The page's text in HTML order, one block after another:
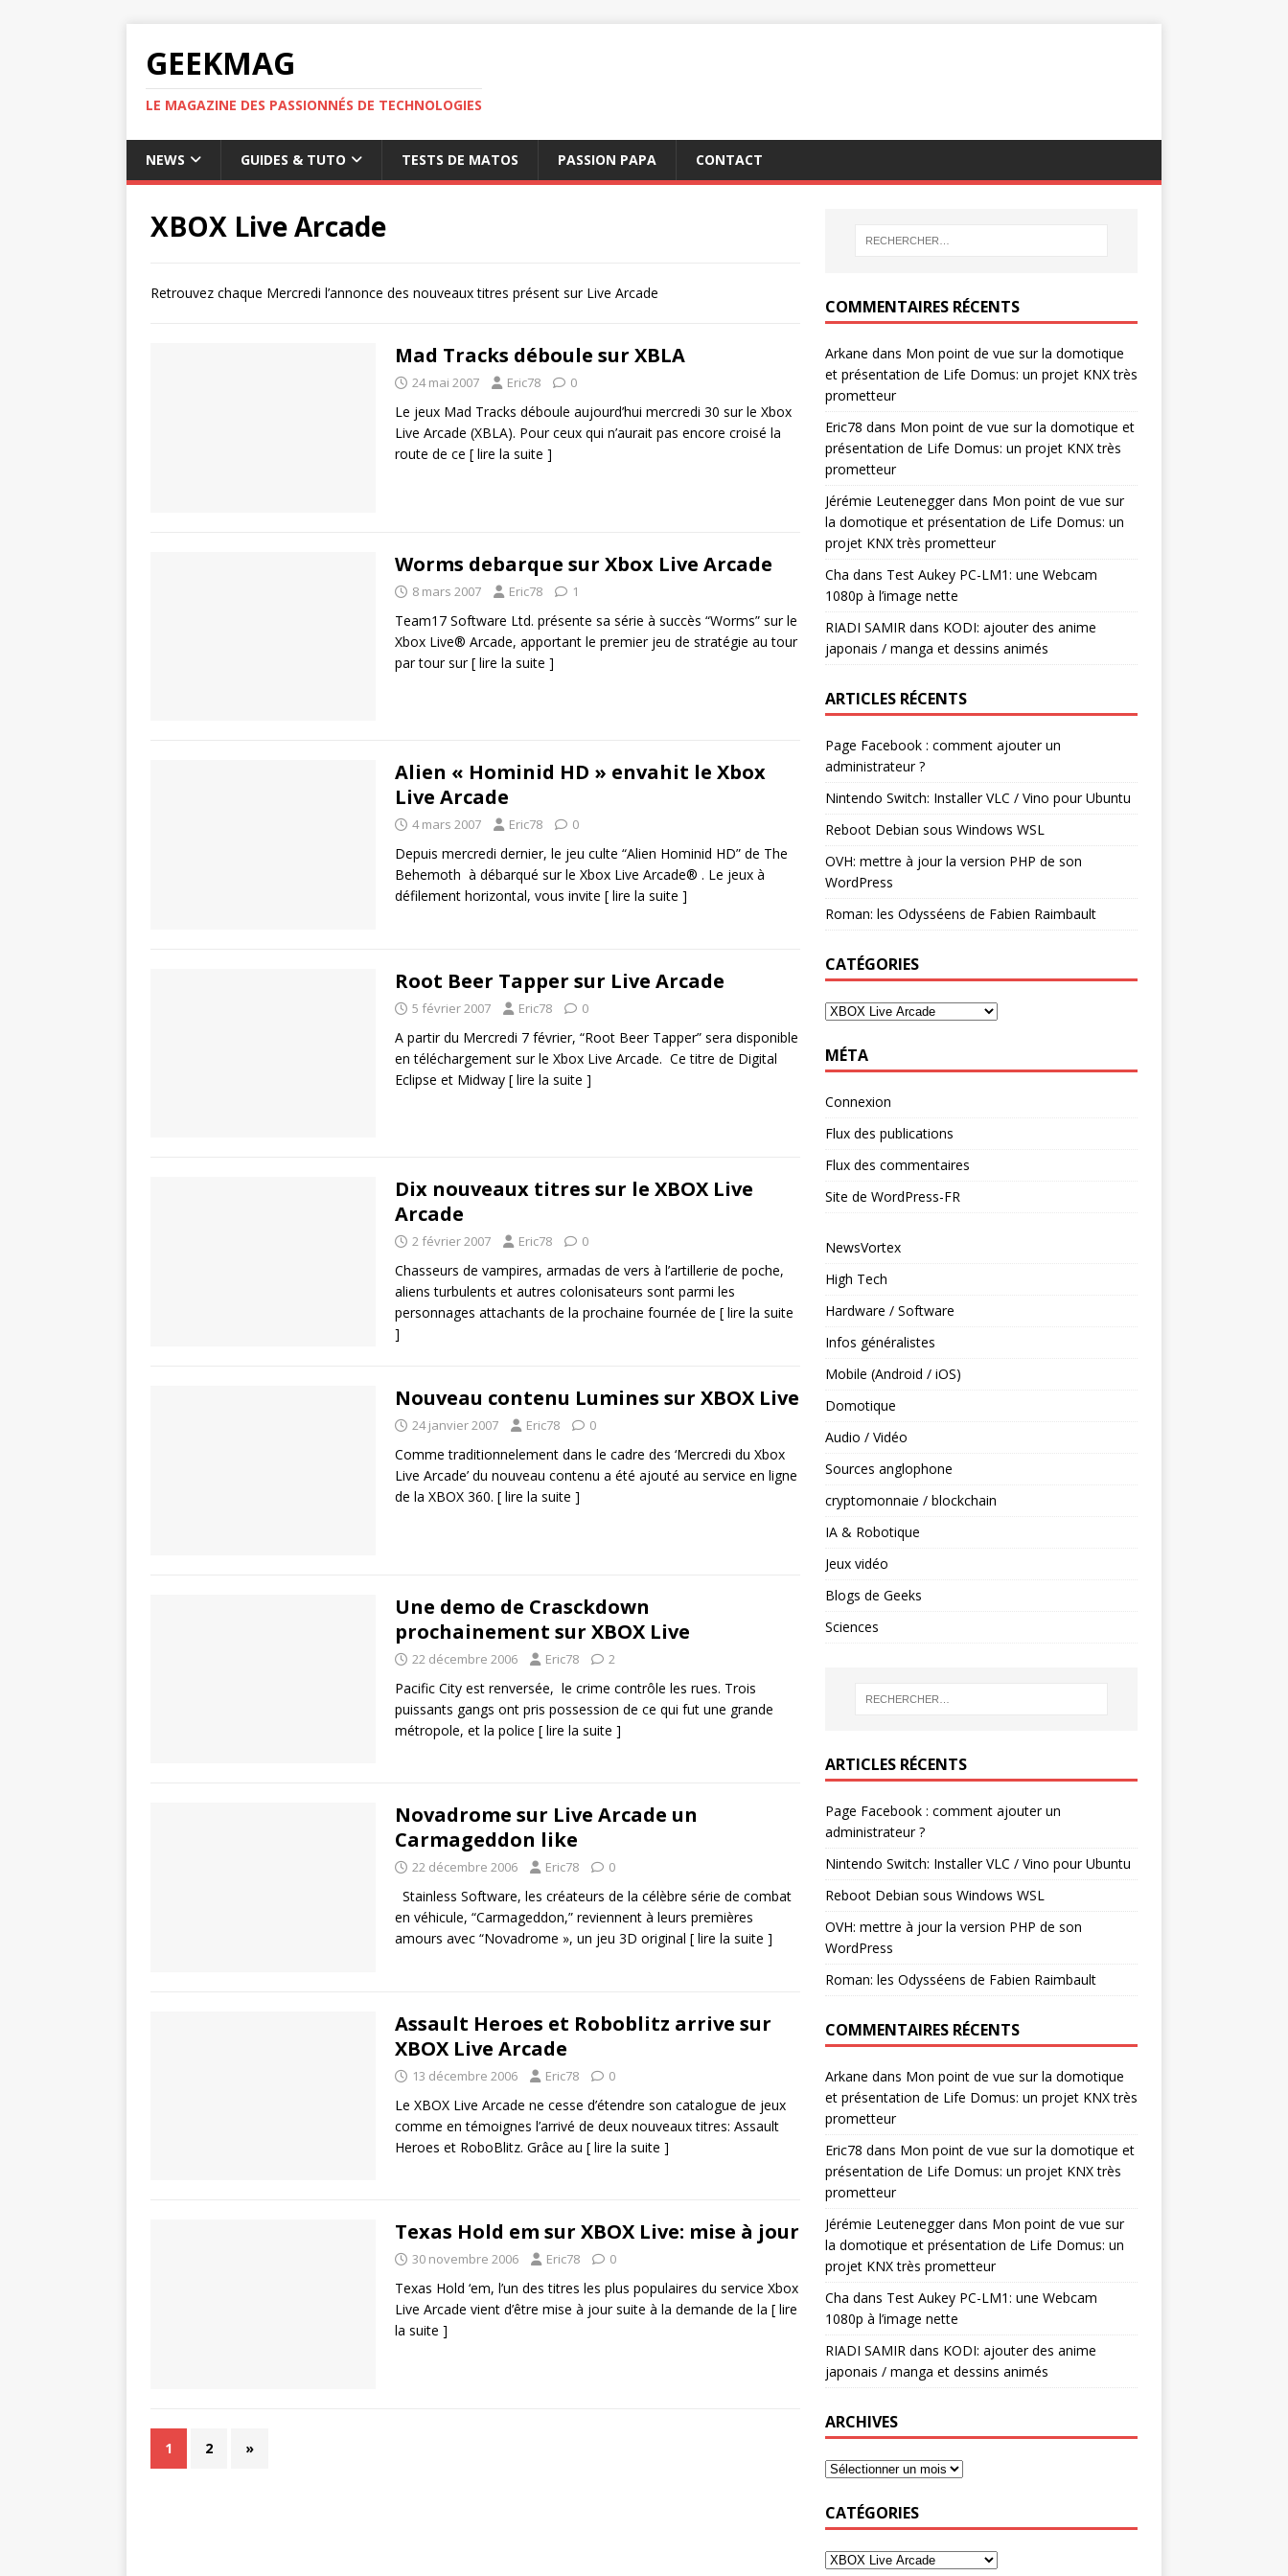
GEEKMAG
LE MAGAZINE DES PASSIONNÉS DE TECHNOLOGIES
NEWS GUIDES & TUTO TESTS DE MATOS PASSION PAPA CONTACT
XBOX Live Arcade
Retrouvez chaque Mercredi l’annonce des nouveaux titres présent sur Live Arcade
Mad Tracks déboule sur XBLA
24 mai 2007 Eric78 0
Le jeux Mad Tracks déboule aujourd’hui mercredi 30 sur le Xbox
Live Arcade (XBLA). Pour ceux qui n’aurait pas encore croisé la
route de ce [ lire la suite ]
Worms debarque sur Xbox Live Arcade
8 mars 2007 Eric78 1
Team17 Software Ltd. présente sa série à succès “Worms” sur le
Xbox Live® Arcade, apportant le premier jeu de stratégie au tour
par tour sur[ lire la suite ]
Alien « Hominid HD » envahit le Xbox
Live Arcade
4 mars 2007 Eric78 0
Depuis mercredi dernier, le jeu culte “Alien Hominid HD” de The
Behemoth à débarqué sur le Xbox Live Arcade® . Le jeux à
défilement horizontal, vous invite [ lire la suite ]
Root Beer Tapper sur Live Arcade
5 février 2007 Eric78 0
A partir du Mercredi 7 février, “Root Beer Tapper” sera disponible
en téléchargement sur le Xbox Live Arcade. Ce titre de Digital
Eclipse et Midway [ lire la suite ]
Dix nouveaux titres sur le XBOX Live
Arcade
2 février 2007 Eric78 0
Chasseurs de vampires, armadas de vers à l’artillerie de poche,
aliens turbulents et autres colonisateurs sont parmi les
personnages attachants de la prochaine fournée de [ lire la suite
]
Nouveau contenu Lumines sur XBOX Live
24 janvier 2007 Eric78 0
Comme traditionnelement dans le cadre des ‘Mercredi du Xbox
Live Arcade’ du nouveau contenu a été ajouté au service en ligne
de la XBOX 360. [ lire la suite ]
Une demo de Crasckdown
prochainement sur XBOX Live
22 décembre 2006 Eric78 2
Pacific City est renversée, le crime contrôle les rues. Trois
puissants gangs ont pris possession de ce qui fut une grande
métropole, et la police [ lire la suite ]
Novadrome sur Live Arcade un
Carmageddon like
22 décembre 2006 Eric78 0
Stainless Software, les créateurs de la célèbre série de combat
en véhicule, “Carmageddon,” reviennent à leurs premières
amours avec “Novadrome », un jeu 3D original [ lire la suite ]
Assault Heroes et Roboblitz arrive sur
XBOX Live Arcade
13 décembre 2006 Eric78 0
Le XBOX Live Arcade ne cesse d’étendre son catalogue de jeux
comme en témoignes l’arrivé de deux nouveaux titres: Assault
Heroes et RoboBlitz. Grâce au [ lire la suite ]
Texas Hold em sur XBOX Live: mise à jour
30 novembre 2006 Eric78 0
Texas Hold ‘em, l’un des titres les plus populaires du service Xbox
Live Arcade vient d’être mise à jour suite à la demande de la [ lire
la suite ]
1 2 »
COMMENTAIRES RÉCENTS
Arkane dans Mon point de vue sur la domotique
et présentation de Life Domus: un projet KNX très
prometteur
Eric78 dans Mon point de vue sur la domotique et
présentation de Life Domus: un projet KNX très
prometteur
Jérémie Leuteneggerdans Mon point de vue sur
la domotique et présentation de Life Domus: un
projet KNX très prometteur
Cha dans Test Aukey PC-LM1: une Webcam
1080p à l’image nette
RIADI SAMIR dans KODI: ajouter des anime
japonais / manga et dessins animés
ARTICLES RÉCENTS
Page Facebook : comment ajouter un
administrateur ?
Nintendo Switch: Installer VLC / Vino pour Ubuntu
Reboot Debian sous Windows WSL
OVH: mettre à jour la version PHP de son
WordPress
Roman: les Odysséens de Fabien Raimbault
CATÉGORIES
MÉTA
Connexion
Flux des publications
Flux des commentaires
Site de WordPress-FR
NewsVortex
High Tech
Hardware / Software
Infos généralistes
Mobile (Android / iOS)
Domotique
Audio / Vidéo
Sources anglophone
cryptomonnaie / blockchain
IA & Robotique
Jeux vidéo
Blogs de Geeks
Sciences
ARTICLES RÉCENTS
Page Facebook : comment ajouter un
administrateur ?
Nintendo Switch: Installer VLC / Vino pour Ubuntu
Reboot Debian sous Windows WSL
OVH: mettre à jour la version PHP de son
WordPress
Roman: les Odysséens de Fabien Raimbault
COMMENTAIRES RÉCENTS
Arkane dans Mon point de vue sur la domotique
et présentation de Life Domus: un projet KNX très
prometteur
Eric78 dans Mon point de vue sur la domotique et
présentation de Life Domus: un projet KNX très
prometteur
Jérémie Leuteneggerdans Mon point de vue sur
la domotique et présentation de Life Domus: un
projet KNX très prometteur
Cha dans Test Aukey PC-LM1: une Webcam
1080p à l’image nette
RIADI SAMIRdans KODI: ajouter des anime
japonais / manga et dessins animés
ARCHIVES
CATÉGORIES